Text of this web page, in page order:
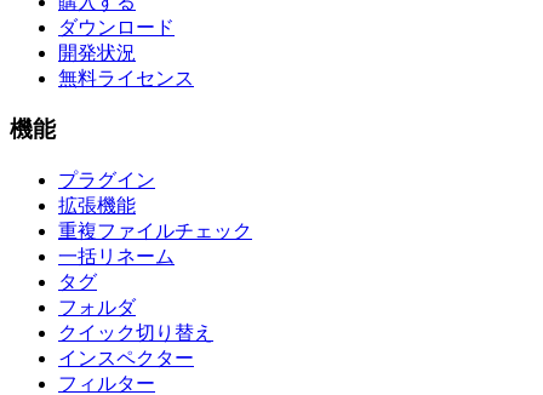
ダウンロード
開発状況
無料ライセンス
機能
プラグイン
拡張機能
重複ファイルチェック
一括リネーム
タグ
フォルダ
クイック切り替え
インスペクター
フィルター